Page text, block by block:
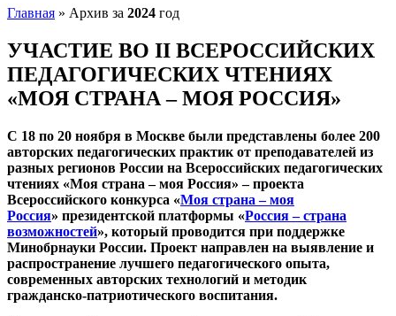
Главная » Архив за 2024 год
УЧАСТИЕ ВО II ВСЕРОССИЙСКИХ
ПЕДАГОГИЧЕСКИХ ЧТЕНИЯХ
«МОЯ СТРАНА – МОЯ РОССИЯ»
С 18 по 20 ноября в Москве были представлены более 200
авторских педагогических практик от преподавателей из
разных регионов России на Всероссийских педагогических
чтениях «Моя страна – моя Россия» – проекта
Всероссийского конкурса «Моя страна – моя
Россия» президентской платформы «Россия – страна
возможностей», который проводится при поддержке
Минобрнауки России. Проект направлен на выявление и
распространение лучшего педагогического опыта,
современных авторских технологий и методик
гражданско-патриотического воспитания.